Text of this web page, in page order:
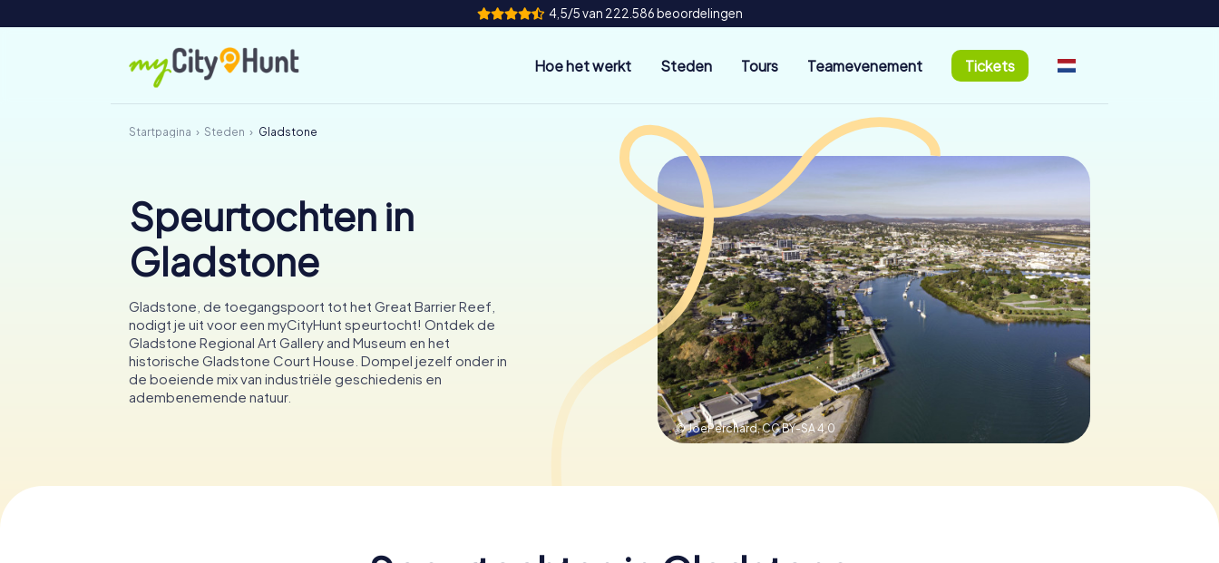
4,5/5 van 222.586 beoordelingen
Hoe het werkt Steden Tours Teamevenement Tickets
Startpagina Steden Gladstone
Speurtochten in
Gladstone
Gladstone, de toegangspoort tot het Great Barrier Reef,
nodigt je uit voor een myCityHunt speurtocht! Ontdek de
Gladstone Regional Art Gallery and Museum en het
historische Gladstone Court House. Dompel jezelf onder in
de boeiende mix van industriële geschiedenis en
adembenemende natuur.
© JoePerchard,CC BY-SA 4.0